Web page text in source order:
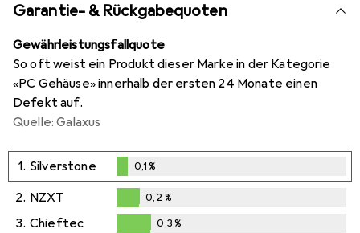
Garantie- & Rückgabequoten
Gewährleistungsfallquote
So oft weist ein Produkt dieser Marke in der Kategorie
«PC Gehäuse» innerhalb der ersten 24 Monate einen
Defekt auf.
Quelle: Galaxus
1. Silverstone
0,1%
0,1%
2. NZXT
0,2%
0,2 %
3. Chieftec 0,3%